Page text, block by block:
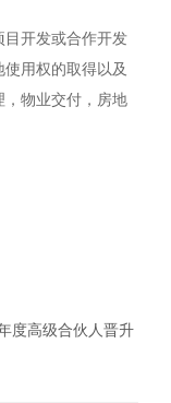
目开发或合作开发
用权的取得以及
，物业交付，房地
度高级合伙人晋升